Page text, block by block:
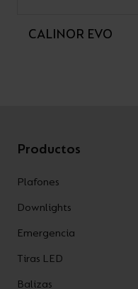
CALINOR EVO
Productos
Plafones
Downlights
Emergencia
Tiras LED
Balizas